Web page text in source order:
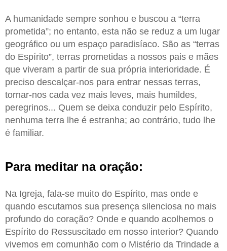
A humanidade sempre sonhou e buscou a “terra
prometida”; no entanto, esta não se reduz a um lugar
geográfico ou um espaço paradisíaco. São as “terras
do Espírito”, terras prometidas a nossos pais e mães
que viveram a partir de sua própria interioridade. É
preciso descalçar-nos para entrar nessas terras,
tornar-nos cada vez mais leves, mais humildes,
peregrinos... Quem se deixa conduzir pelo Espírito,
nenhuma terra lhe é estranha; ao contrário, tudo lhe
é familiar.
Para meditar na oração:
Na Igreja, fala-se muito do Espírito, mas onde e
quando escutamos sua presença silenciosa no mais
profundo do coração? Onde e quando acolhemos o
Espírito do Ressuscitado em nosso interior? Quando
vivemos em comunhão com o Mistério da Trindade a